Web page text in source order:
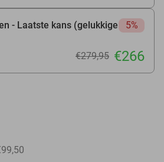
- Laatste kans (gelukkige
5%
€279,95 €266